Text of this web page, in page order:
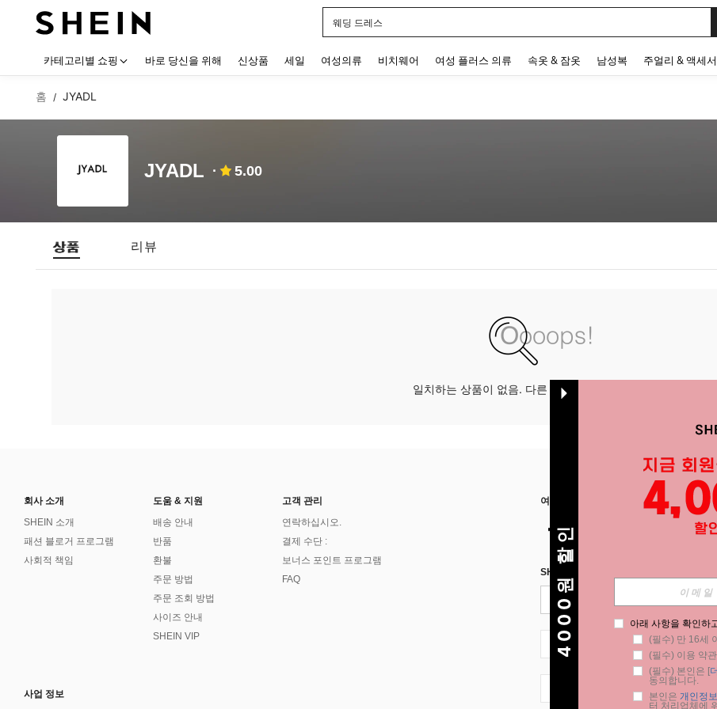
웨딩 드레스
카테고리별 쇼핑 바로 당신을 위해 신상품 세일 여성의류 비치웨어 여성 플러스 의류 속옷 & 잠옷 남성복 주얼리 & 액세
홈 / JYADL
JYADL 5.00
상품 리뷰
일치하는 상품이 없음. 다른 옵션으로 시도하십시오.
회사 소개
SHEIN 소개
패션 블로거 프로그램
사회적 책임
도움 & 지원
배송 안내
반품
환불
주문 방법
주문 조회 방법
사이즈 안내
SHEIN VIP
고객 관리
연락하십시오.
결제 수단 :
보너스 포인트 프로그램
FAQ
사업 정보
여기에서 저희를 찾아주세요
SHEIN STYLE NEWS에 등록하세요.
KR + 82
4000원 할인
아래 사항을 확인하
(필수) 만 16세
(필수) 이용 약
(필수) 본인은 [
동의합니다.
본인은 개인정
터 처리업체에